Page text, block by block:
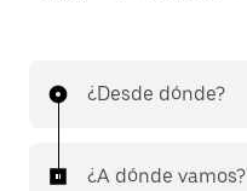
¿Desde dónde?
¿A dónde vamos?